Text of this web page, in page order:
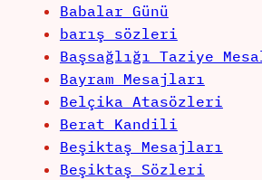
Babalar Günü
barış sözleri
Başsağlığı Taziye
Bayram Mesajları
Belçika Atasözleri
Berat Kandili
Beşiktaş Mesajları
Beşiktaş Sözleri